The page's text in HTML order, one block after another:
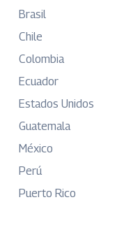
Brasil
Chile
Colombia
Ecuador
Estados Unidos
Guatemala
México
Perú
Puerto Rico